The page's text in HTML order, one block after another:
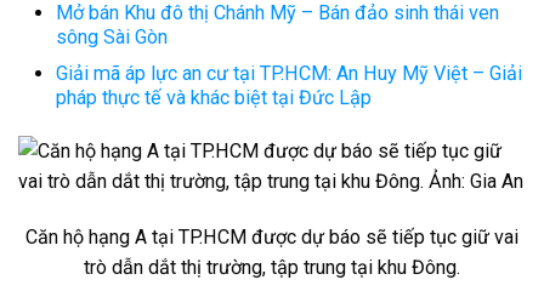
Mở bán Khu đô thị Chánh Mỹ – Bán đảo sinh thái ven
sông Sài Gòn
Giải mã áp lực an cư tại TP.HCM: An Huy Mỹ Việt – Giải
pháp thực tế và khác biệt tại Đức Lập
Căn hộ hạng A tại TP.HCM được dự báo sẽ tiếp tục giữ vai
trò dẫn dắt thị trường, tập trung tại khu Đông.